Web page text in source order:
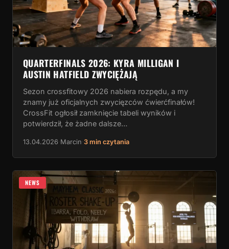
QUARTERFINALS 2026: KYRA MILLIGAN I
AUSTIN HATFIELD ZWYCIĘŻAJĄ
Sezon crossfitowy 2026 nabiera rozpędu, a my
znamy już oficjalnych zwycięzców ćwierćfinałów!
CrossFit ogłosił zamknięcie tabeli wyników i
potwierdził, że żadne dalsze…
13.04.2026 Marcin 3 min czytania
NEWS